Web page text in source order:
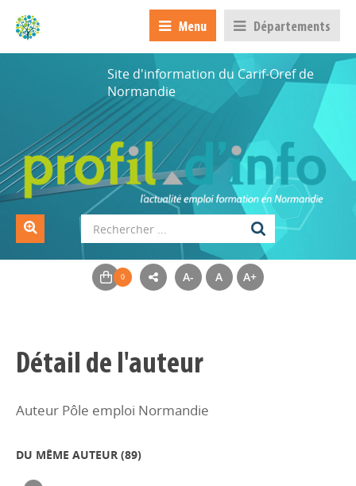
Menu Départements
Site d'information du Carif-Oref de
Normandie
A- A A+
Détail de l'auteur
Auteur Pôle emploi Normandie
DU MÊME AUTEUR (89)